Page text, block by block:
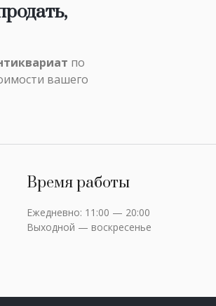
по
вашего
Время работы
Ежедневно: 11:00 — 20:00
Выходной — воскресенье